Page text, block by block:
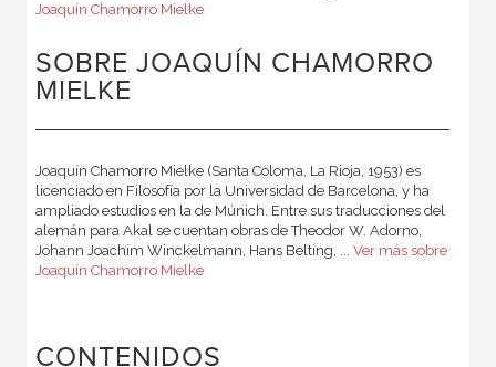
Joaquín Chamorro Mielke
SOBRE JOAQUÍN CHAMORRO
MIELKE
Joaquín Chamorro Mielke (Santa Coloma, La Rioja, 1953) es
licenciado en Filosofía por la Universidad de Barcelona, y ha
ampliado estudios en la de Múnich. Entre sus traducciones del
alemán para Akal se cuentan obras de Theodor W. Adorno,
Johann Joachim Winckelmann, Hans Belting, ... Ver más sobre
Joaquín Chamorro Mielke
CONTENIDOS